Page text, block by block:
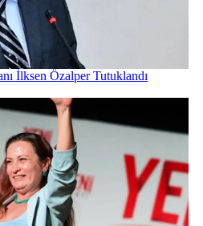
İlksen Özalper Tutuklandı